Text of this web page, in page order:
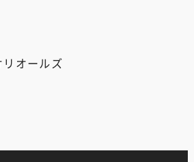
オールズ